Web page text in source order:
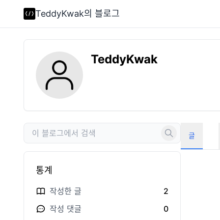
TeddyKwak의 블로그
TeddyKwak
통계
작성한 글
2
작성 댓글
0
글